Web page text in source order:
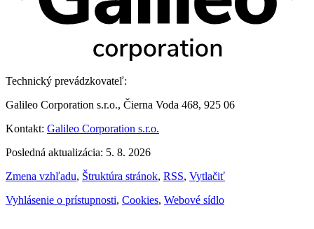
Technický prevádzkovateľ:
Galileo Corporation s.r.o., Čierna Voda 468, 925 06
Kontakt: Galileo Corporation s.r.o.
Posledná aktualizácia: 5. 8. 2026
Zmena vzhľadu, Štruktúra stránok, RSS, Vytlačiť
Vyhlásenie o prístupnosti, Cookies, Webové sídlo